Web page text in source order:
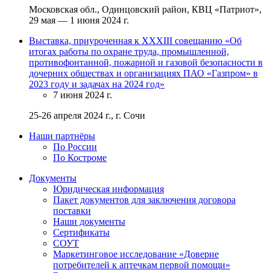
Московская обл., Одинцовский район, КВЦ «Патриот»,
29 мая — 1 июня 2024 г.
Выставка, приуроченная к XXXIII совещанию «Об
итогах работы по охране труда, промышленной,
противофонтанной, пожарной и газовой безопасности в
дочерних обществах и организациях ПАО «Газпром» в
2023 году и задачах на 2024 год»
7 июня 2024 г.
25-26 апреля 2024 г., г. Сочи
Наши партнёры
По России
По Костроме
Документы
Юридическая информация
Пакет документов для заключения договора
поставки
Наши документы
Сертификаты
СОУТ
Маркетинговое исследование «Доверие
потребителей к аптечкам первой помощи»